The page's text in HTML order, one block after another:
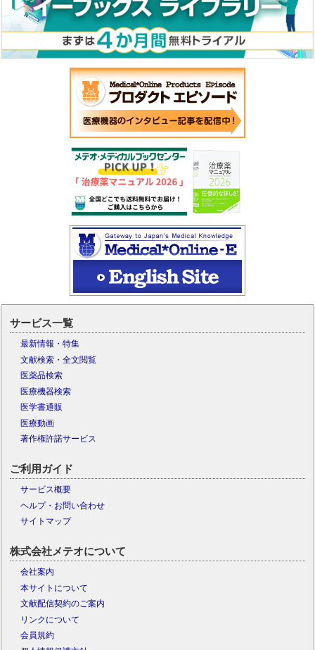
サービス一覧
最新情報・特集
文献検索・全文閲覧
医薬品検索
医療機器検索
医学書通販
医療動画
著作権許諾サービス
ご利用ガイド
サービス概要
ヘルプ・お問い合わせ
サイトマップ
株式会社メテオについて
会社案内
本サイトについて
文献配信契約のご案内
リンクについて
会員規約